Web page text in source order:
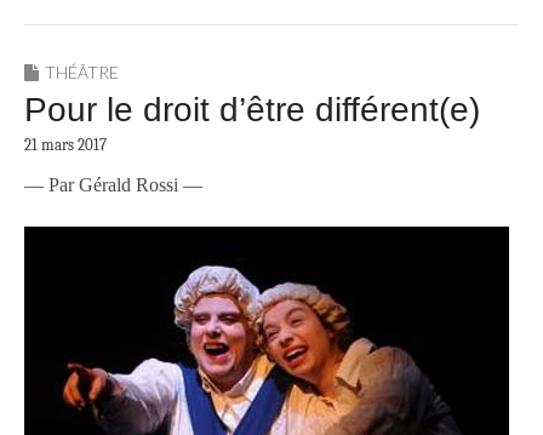
THÉÂTRE
Pour le droit d’être différent(e)
21 mars 2017
— Par Gérald Rossi —